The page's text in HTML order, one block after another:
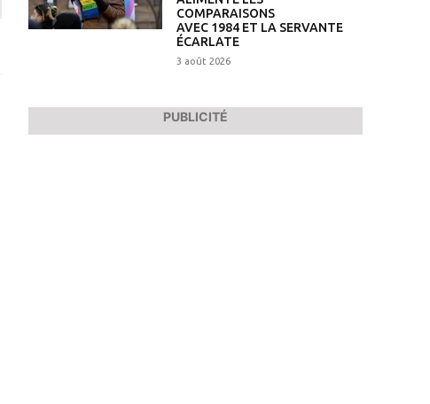
COMPARAISONS
AVEC 1984 ET LA SERVANTE
ÉCARLATE
3 août 2026
PUBLICITÉ